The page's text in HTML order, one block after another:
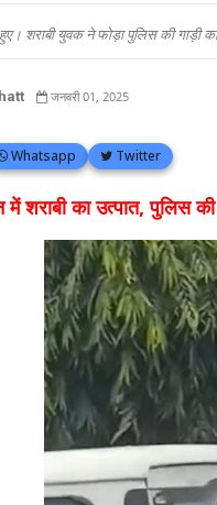
शराबी युवक ने फोड़ा पुलिस की गाड़ी
जनवरी 01, 2025
Whatsapp Twitter
शराबी का उत्पात, पुलिस